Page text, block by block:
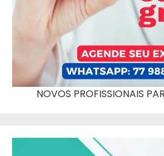
NOVOS PROFISSIONAIS